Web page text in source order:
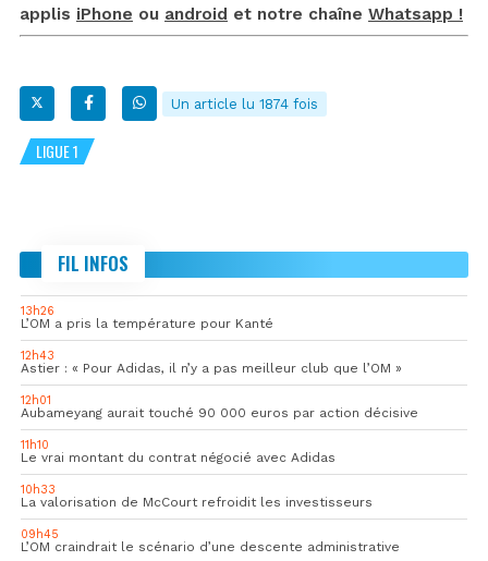
applis iPhone ou android et notre chaîne Whatsapp !
Un article lu 1874 fois
LIGUE 1
FIL INFOS
13h26
L’OM a pris la température pour Kanté
12h43
Astier : « Pour Adidas, il n’y a pas meilleur club que l’OM »
12h01
Aubameyang aurait touché 90 000 euros par action décisive
11h10
Le vrai montant du contrat négocié avec Adidas
10h33
La valorisation de McCourt refroidit les investisseurs
09h45
L’OM craindrait le scénario d’une descente administrative